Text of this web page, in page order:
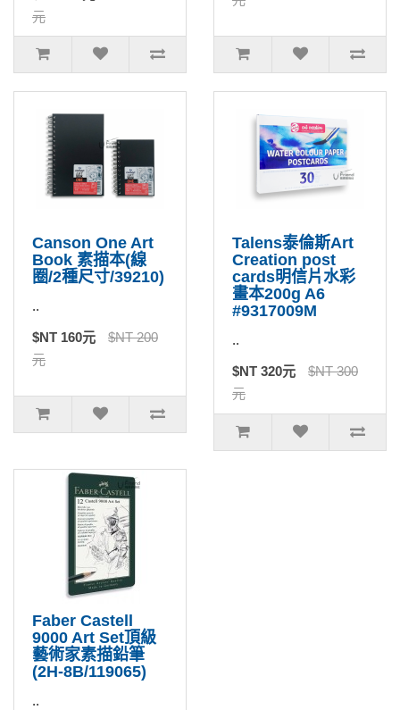
元
Canson One Art
Book 素描本(線
圈/2種尺寸/39210)
..
$NT 160元
$NT 200
元
Talens泰倫斯Art
Creation post
cards明信片水彩
畫本200g A6
#9317009M
..
$NT 320元
$NT 300
元
Faber Castell
9000 Art Set頂級
藝術家素描鉛筆
(2H-8B/119065)
..